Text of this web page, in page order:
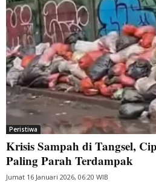
Peristiwa
Krisis Sampah di Tangsel,
Paling Parah Terdampak
Jumat 16 Januari 2026, 06:20 WIB